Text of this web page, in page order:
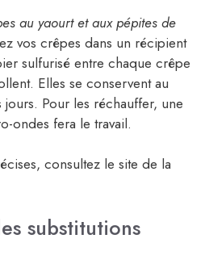
au yaourt et aux pépites de
vos crêpes dans un récipient
sulfurisé entre chaque crêpe
Elles se conservent au
jours. Pour les réchauffer, une
ondes fera le travail.
consultez le site de la
substitutions